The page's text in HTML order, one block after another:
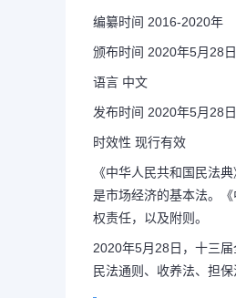
编纂时间 2016-2020年
颁布时间 2020年5月28日
语言 中文
发布时间 2020年5月28日
时效性 现行有效
《中华人民共和国民法
是市场经济的基本法。
权责任，以及附则。
2020年5月28日，十三
民法通则、收养法、担